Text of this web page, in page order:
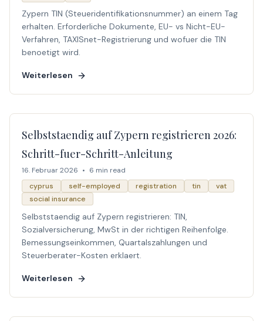
Zypern TIN (Steueridentifikationsnummer) an einem Tag
erhalten. Erforderliche Dokumente, EU- vs Nicht-EU-
Verfahren, TAXISnet-Registrierung und wofuer die TIN
benoetigt wird.
Weiterlesen
Selbststaendig auf Zypern registrieren 2026:
Schritt-fuer-Schritt-Anleitung
16. Februar 2026 • 6 min read
cyprus
self-employed registration tin
vat
social insurance
Selbststaendig auf Zypern registrieren: TIN,
Sozialversicherung, MwSt in der richtigen Reihenfolge.
Bemessungseinkommen, Quartalszahlungen und
Steuerberater-Kosten erklaert.
Weiterlesen